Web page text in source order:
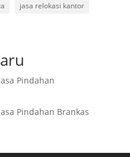
jasa relokasi kantor
Pindahan
Pindahan Brankas